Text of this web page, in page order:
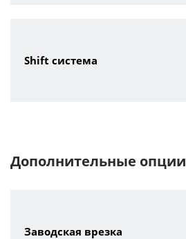
Shift система
Дополнительные опции
Заводская врезка